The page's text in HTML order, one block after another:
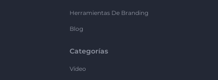
Herramientas De Branding
Blog
Categorías
Vídeo